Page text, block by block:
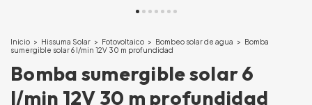
Inicio > Hissuma Solar > Fotovoltaico > Bombeo solar de agua > Bomba
sumergible solar 6 l/min 12V 30 m profundidad
Bomba sumergible solar 6
l/min 12V 30 m profundidad